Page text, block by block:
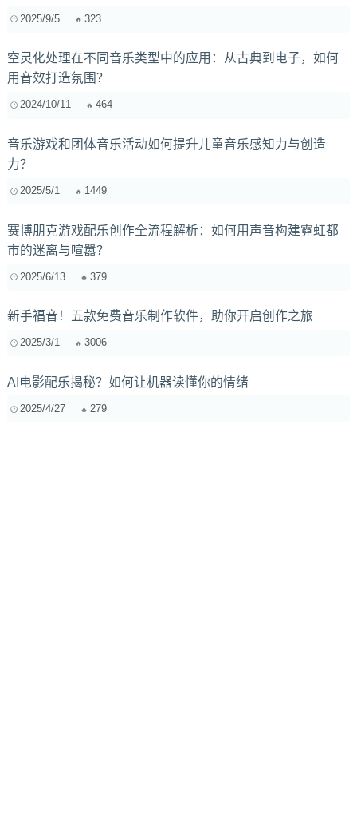
2025/9/5 323
空灵化处理在不同音乐类型中的应用：从古典到电子，如何
用音效打造氛围？
2024/10/11 464
音乐游戏和团体音乐活动如何提升儿童音乐感知力与创造
力？
2025/5/1 1449
赛博朋克游戏配乐创作全流程解析：如何用声音构建霓虹都
市的迷离与喧嚣？
2025/6/13 379
新手福音！五款免费音乐制作软件，助你开启创作之旅
2025/3/1 3006
AI电影配乐揭秘？如何让机器读懂你的情绪
2025/4/27 279